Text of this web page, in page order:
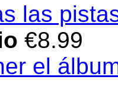
las
€8.99
el